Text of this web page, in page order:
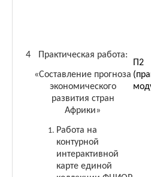
4 Практическая работа:
«Составление прогноза
экономического
развития стран
Африки»
Работа на
контурной
интерактивной
карте единой
П2